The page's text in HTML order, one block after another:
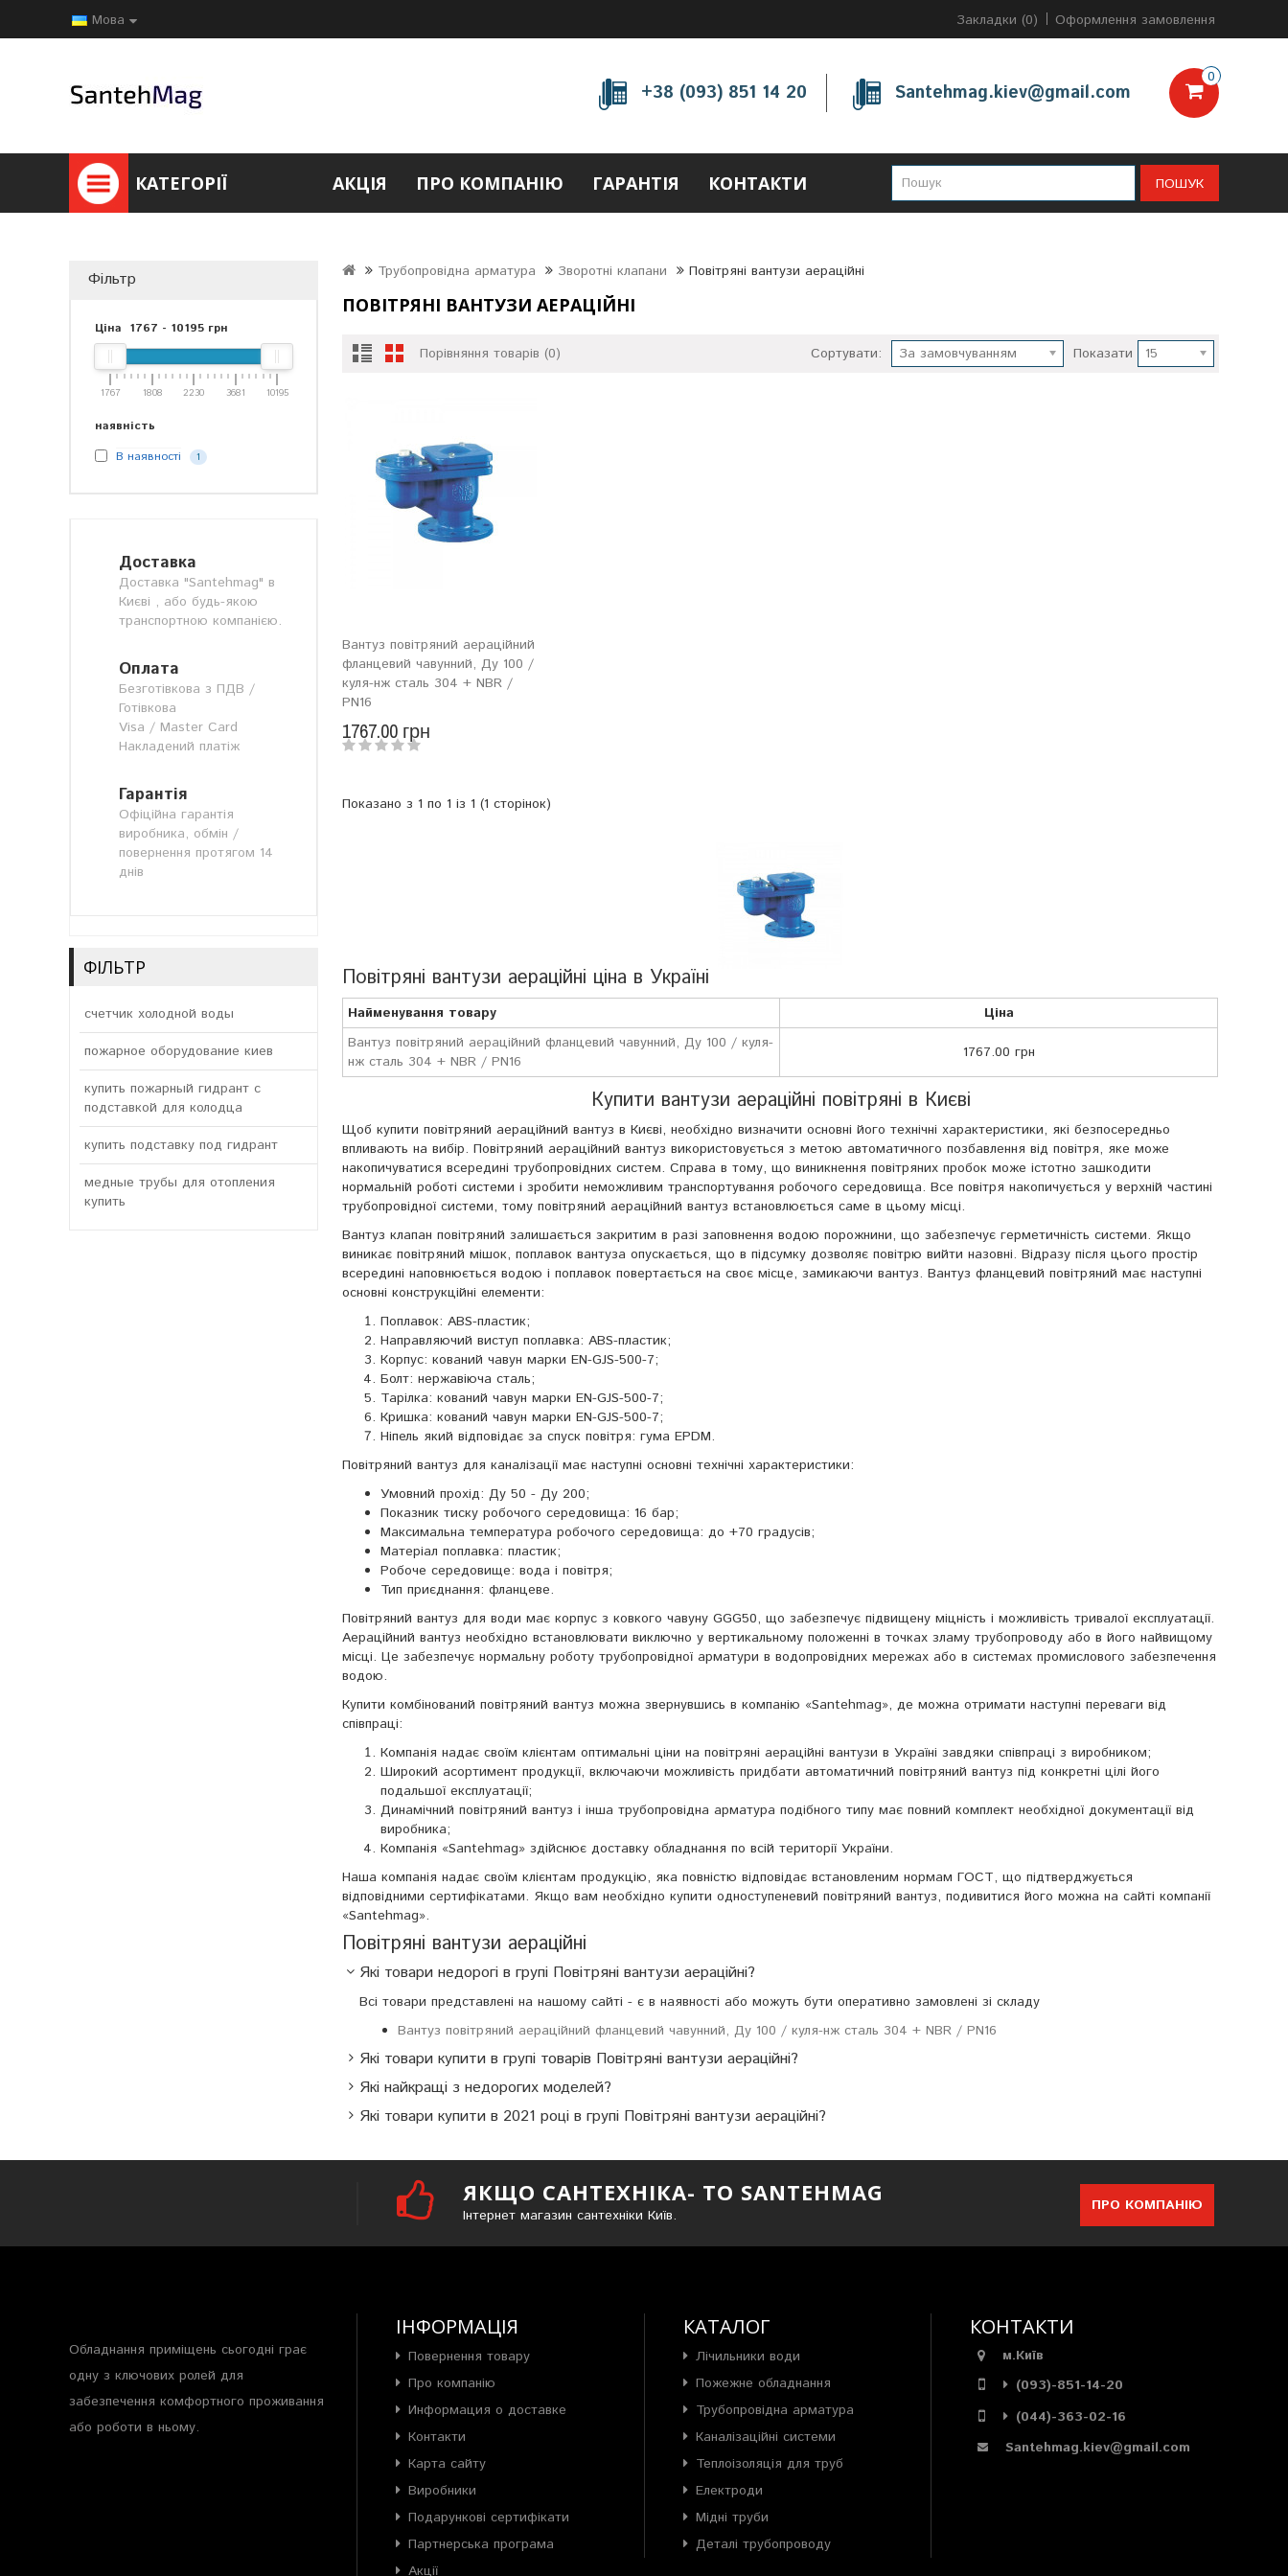
Мова Закладки (0) Оформлення замовлення
+38 (093) 851 14 20 Santehmag.kiev@gmail.com
0
ПОШУК
КАТЕГОРІЇ АКЦІЯ ПРО КОМПАНІЮ ГАРАНТІЯ КОНТАКТИ
Фільтр
Ціна 1767 - 10195 грн
1767 1808 2230 3681 10195
наявність
В наявності
1
Доставка
Доставка "Santehmag" в
Києві , або будь-якою
транспортною компанією.
Оплата
Безготівкова з ПДВ /
Готівкова
Visa / Master Card
Накладений платіж
Гарантія
Офіційна гарантія
виробника, обмін /
повернення протягом 14
днів
ФІЛЬТР
счетчик холодной воды
пожарное оборудование киев
купить пожарный гидрант с
подставкой для колодца
купить подставку под гидрант
медные трубы для отопления
купить
Трубопровідна арматура Зворотні клапани Повітряні вантузи аераційні
ПОВІТРЯНІ ВАНТУЗИ АЕРАЦІЙНІ
Порівняння товарів (0) Сортувати: За замовчуванням Показати 15
Вантуз повітряний аераційний
фланцевий чавунний, Ду 100 /
куля-нж сталь 304 + NBR /
PN16
1767.00 грн
Показано з 1 по 1 із 1 (1 сторінок)
Повітряні вантузи аераційні ціна в Україні
Найменування товару
Ціна
Вантуз повітряний аераційний фланцевий чавунний, Ду 100 / куля-
нж сталь 304 + NBR / PN16
1767.00 грн
Купити вантузи аераційні повітряні в Києві
Щоб купити повітряний аераційний вантуз в Києві, необхідно визначити основні його технічні характеристики, які безпосередньо
впливають на вибір. Повітряний аераційний вантуз використовується з метою автоматичного позбавлення від повітря, яке може
накопичуватися всередині трубопровідних систем. Справа в тому, що виникнення повітряних пробок може істотно зашкодити
нормальній роботі системи і зробити неможливим транспортування робочого середовища. Все повітря накопичується у верхній частині
трубопровідної системи, тому повітряний аераційний вантуз встановлюється саме в цьому місці.
Вантуз клапан повітряний залишається закритим в разі заповнення водою порожнини, що забезпечує герметичність системи. Якщо
виникає повітряний мішок, поплавок вантуза опускається, що в підсумку дозволяє повітрю вийти назовні. Відразу після цього простір
всередині наповнюється водою і поплавок повертається на своє місце, замикаючи вантуз. Вантуз фланцевий повітряний має наступні
основні конструкційні елементи:
Поплавок: ABS-пластик;
Направляючий виступ поплавка: ABS-пластик;
Корпус: кований чавун марки EN-GJS-500-7;
Болт: нержавіюча сталь;
Тарілка: кований чавун марки EN-GJS-500-7;
Кришка: кований чавун марки EN-GJS-500-7;
Ніпель який відповідає за спуск повітря: гума EPDM.
Повітряний вантуз для каналізації має наступні основні технічні характеристики:
Умовний прохід: Ду 50 - Ду 200;
Показник тиску робочого середовища: 16 бар;
Максимальна температура робочого середовища: до +70 градусів;
Матеріал поплавка: пластик;
Робоче середовище: вода і повітря;
Тип приєднання: фланцеве.
Повітряний вантуз для води має корпус з ковкого чавуну GGG50, що забезпечує підвищену міцність і можливість тривалої експлуатації.
Аераційний вантуз необхідно встановлювати виключно у вертикальному положенні в точках зламу трубопроводу або в його найвищому
місці. Це забезпечує нормальну роботу трубопровідної арматури в водопровідних мережах або в системах промислового забезпечення
водою.
Купити комбінований повітряний вантуз можна звернувшись в компанію «Santehmag», де можна отримати наступні переваги від
співпраці:
Компанія надає своїм клієнтам оптимальні ціни на повітряні аераційні вантузи в Україні завдяки співпраці з виробником;
Широкий асортимент продукції, включаючи можливість придбати автоматичний повітряний вантуз під конкретні цілі його
подальшої експлуатації;
Динамічний повітряний вантуз і інша трубопровідна арматура подібного типу має повний комплект необхідної документації від
виробника;
Компанія «Santehmag» здійснює доставку обладнання по всій території України.
Наша компанія надає своїм клієнтам продукцію, яка повністю відповідає встановленим нормам ГОСТ, що підтверджується
відповідними сертифікатами. Якщо вам необхідно купити одноступеневий повітряний вантуз, подивитися його можна на сайті компанії
«Santehmag».
Повітряні вантузи аераційні
Які товари недорогі в групі Повітряні вантузи аераційні?
Всі товари представлені на нашому сайті - є в наявності або можуть бути оперативно замовлені зі складу
Вантуз повітряний аераційний фланцевий чавунний, Ду 100 / куля-нж сталь 304 + NBR / PN16
Які товари купити в групі товарів Повітряні вантузи аераційні?
Які найкращі з недорогих моделей?
Які товари купити в 2021 році в групі Повітряні вантузи аераційні?
ЯКЩО САНТЕХНІКА- ТО SANTEHMAG
Інтернет магазин сантехніки Київ.
ПРО КОМПАНІЮ
Обладнання приміщень сьогодні грає
одну з ключових ролей для
забезпечення комфортного проживання
або роботи в ньому.
ІНФОРМАЦІЯ
Повернення товару
Про компанію
Информация о доставке
Контакти
Карта сайту
Виробники
Подарункові сертифікати
Партнерська програма
Акції
КАТАЛОГ
Лічильники води
Пожежне обладнання
Трубопровідна арматура
Каналізаційні системи
Теплоізоляція для труб
Електроди
Мідні труби
Деталі трубопроводу
КОНТАКТИ
м.Київ
(093)-851-14-20
(044)-363-02-16
Santehmag.kiev@gmail.com